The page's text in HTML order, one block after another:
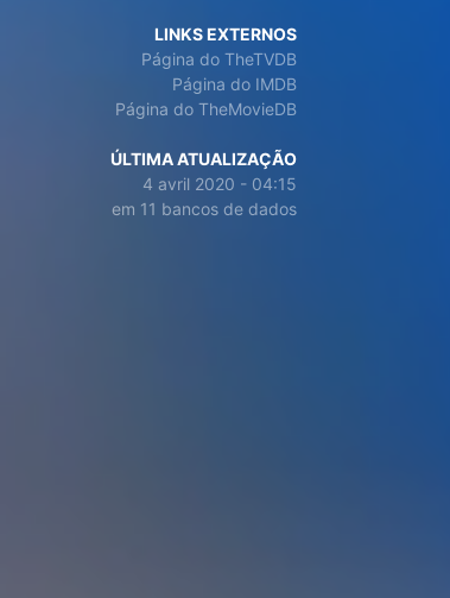
LINKS EXTERNOS
Página do TheTVDB
Página do IMDB
Página do TheMovieDB
ÚLTIMA ATUALIZAÇÃO
4 avril 2020 - 04:15
em 11 bancos de dados